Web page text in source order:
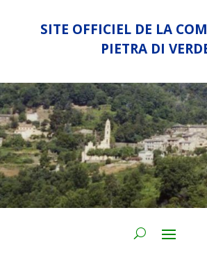
SITE OFFICIEL DE LA
PIETRA DI